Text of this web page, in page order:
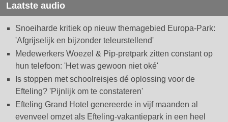
Laatste audio
Snoeiharde kritiek op nieuw themagebied Europa-Park:
'Afgrijselijk en bijzonder teleurstellend'
Medewerkers Woezel & Pip-pretpark zitten constant op
hun telefoon: 'Het was gewoon niet oké'
Is stoppen met schoolreisjes dé oplossing voor de
Efteling? 'Pijnlijk om te constateren'
Efteling Grand Hotel genereerde in vijf maanden al
evenveel omzet als Efteling-vakantiepark in een heel